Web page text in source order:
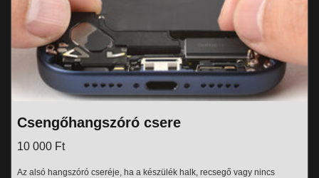
Csengőhangszóró csere
10 000 Ft
Az alsó hangszóró cseréje, ha a készülék halk, recsegő vagy nincs